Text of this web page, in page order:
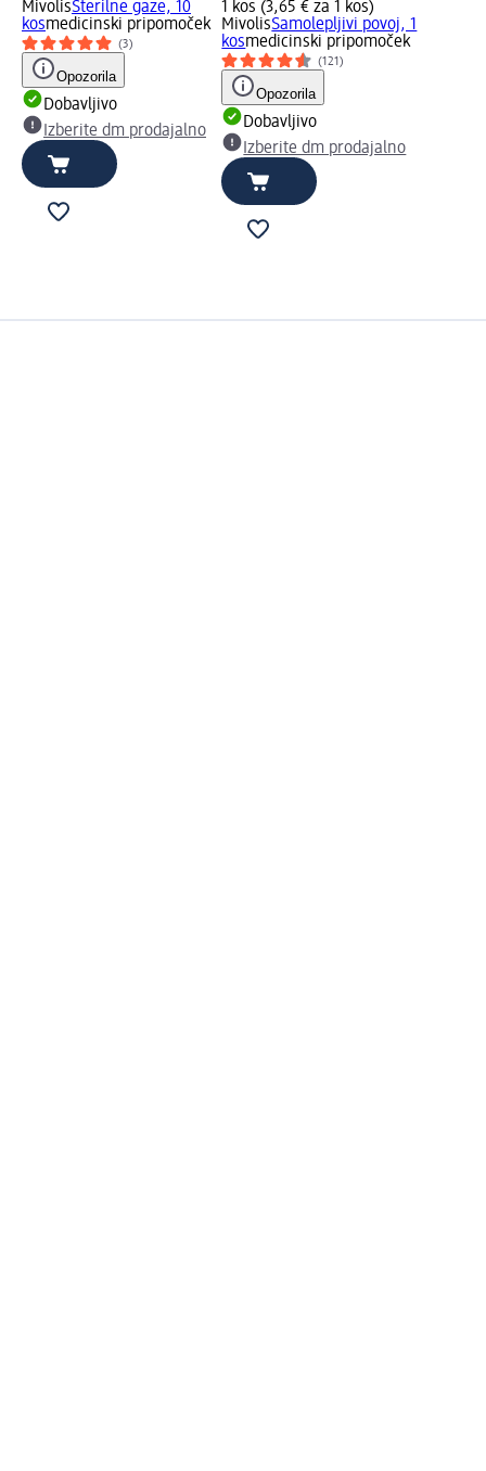
MivolisSterilne gaze, 10
kosmedicinski pripomoček
(3)
Opozorila
Dobavljivo
Izberite dm prodajalno
1 kos (3,65 € za 1 kos)
MivolisSamolepljivi povoj, 1
kosmedicinski pripomoček
(121)
Opozorila
Dobavljivo
Izberite dm prodajalno